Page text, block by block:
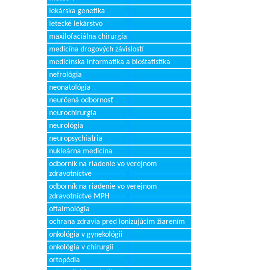
lekárska genetika
letecké lekárstvo
maxilofaciálna chirurgia
medicína drogových závislostí
medicínska informatika a bioštatistika
nefrológia
neonatológia
neurčená odbornosť
neurochirurgia
neurológia
neuropsychiatria
nukleárna medicína
odborník na riadenie vo verejnom
zdravotníctve
odborník na riadenie vo verejnom
zdravotníctve MPH
oftalmológia
ochrana zdravia pred ionizujúcim žiarením
onkológia v gynekológii
onkológia v chirurgii
ortopédia